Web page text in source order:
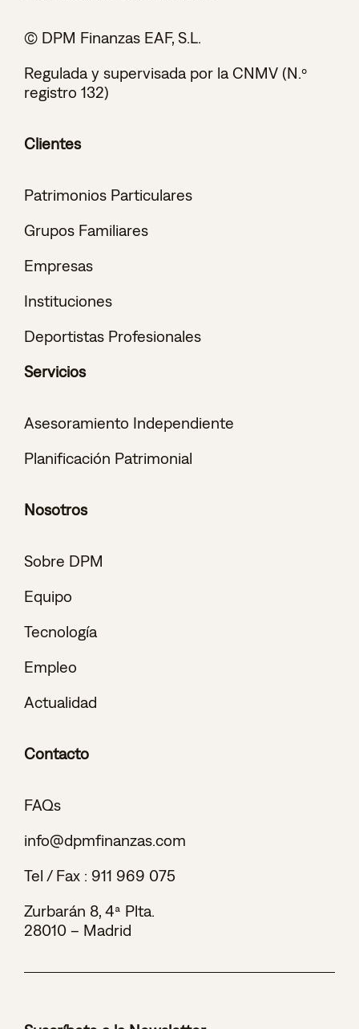
© DPM Finanzas EAF, S.L.
Regulada y supervisada por la CNMV (N.º
registro 132)
Clientes
Patrimonios Particulares
Grupos Familiares
Empresas
Instituciones
Deportistas Profesionales
Servicios
Asesoramiento Independiente
Planificación Patrimonial
Nosotros
Sobre DPM
Equipo
Tecnología
Empleo
Actualidad
Contacto
FAQs
info@dpmfinanzas.com
Tel / Fax : 911 969 075
Zurbarán 8, 4ª Plta.
28010 – Madrid